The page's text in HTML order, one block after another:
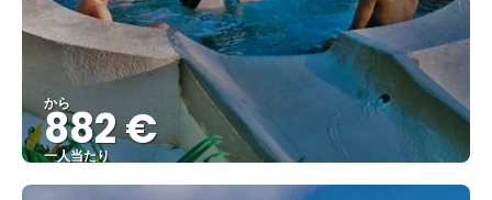
から
882 €
一人当たり
見る